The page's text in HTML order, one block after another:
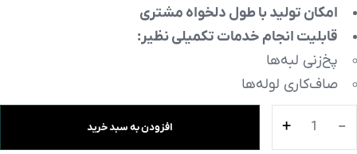
امکان تولید با طول دلخواه مشتری
قابلیت انجام خدمات تکمیلی نظیر:
پخ‌زنی لبه‌ها
صاف‌کاری لوله‌ها
افزودن به سبد خرید